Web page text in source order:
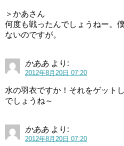
＞かあさん
何度も戦ったんでしょうねー。
ないのですが。
かああ より:
2012年8月20日 07:20
水の羽衣ですか！それをゲット
でしょうね～
かああ より:
2012年8月20日 07:20